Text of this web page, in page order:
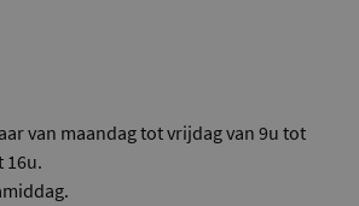
van maandag tot vrijdag van 9u tot
16u.